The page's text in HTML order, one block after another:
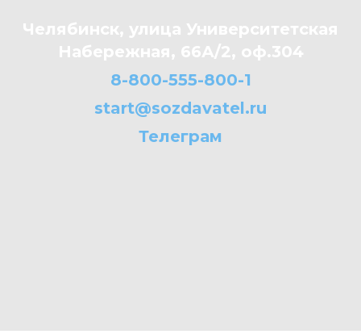
Челябинск, улица Университетская
Набережная, 66А/2, оф.304
8-800-555-800-1
start@sozdavatel.ru
Телеграм